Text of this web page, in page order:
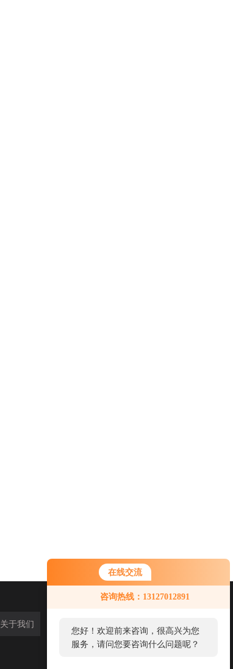
在线交流
咨询热线：13127012891
您好！欢迎前来咨询，很高兴为您
服务，请问您要咨询什么问题呢？
关于我们